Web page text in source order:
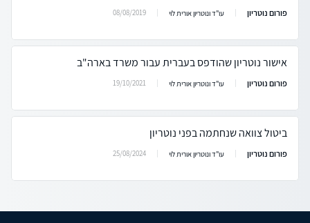
פורום נוטריון עו"ד ונוטריון אורית לוי 08/08/2019
אישור נוטריון שהודפס בעברית עבור משרד בארה"ב
פורום נוטריון עו"ד ונוטריון אורית לוי 19/10/2021
ביטול צוואה שנחתמה בפני נוטריון
פורום נוטריון עו"ד ונוטריון אורית לוי 25/08/2024